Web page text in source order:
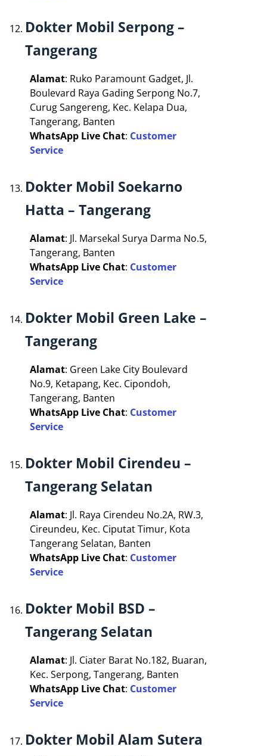
Dokter Mobil Serpong –
Tangerang
Alamat: Ruko Paramount Gadget, Jl.
Boulevard Raya Gading Serpong No.7,
Curug Sangereng, Kec. Kelapa Dua,
Tangerang, Banten
WhatsApp Live Chat: Customer
Service
Dokter Mobil Soekarno
Hatta – Tangerang
Alamat: Jl. Marsekal Surya Darma No.5,
Tangerang, Banten
WhatsApp Live Chat: Customer
Service
Dokter Mobil Green Lake –
Tangerang
Alamat: Green Lake City Boulevard
No.9, Ketapang, Kec. Cipondoh,
Tangerang, Banten
WhatsApp Live Chat: Customer
Service
Dokter Mobil Cirendeu –
Tangerang Selatan
Alamat: Jl. Raya Cirendeu No.2A, RW.3,
Cireundeu, Kec. Ciputat Timur, Kota
Tangerang Selatan, Banten
WhatsApp Live Chat: Customer
Service
Dokter Mobil BSD –
Tangerang Selatan
Alamat: Jl. Ciater Barat No.182, Buaran,
Kec. Serpong, Tangerang, Banten
WhatsApp Live Chat: Customer
Service
Dokter Mobil Alam Sutera